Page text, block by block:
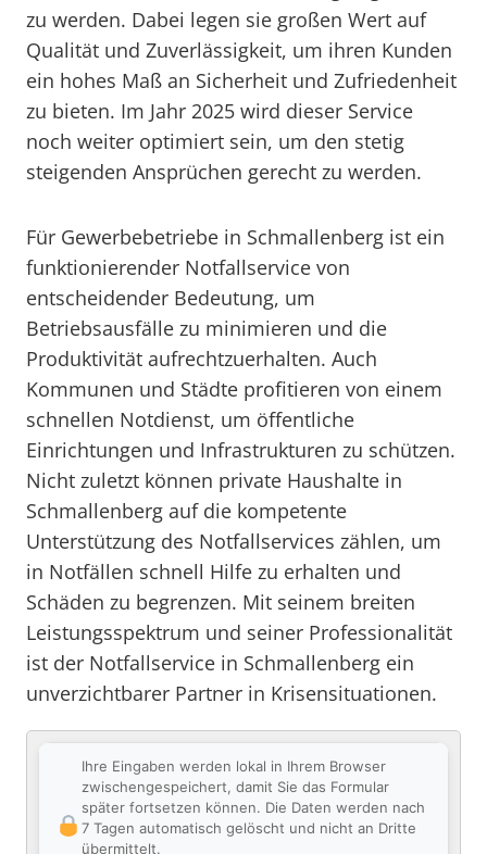
zu werden. Dabei legen sie großen Wert auf
Qualität und Zuverlässigkeit, um ihren Kunden
ein hohes Maß an Sicherheit und Zufriedenheit
zu bieten. Im Jahr 2025 wird dieser Service
noch weiter optimiert sein, um den stetig
steigenden Ansprüchen gerecht zu werden.
Für Gewerbebetriebe in Schmallenberg ist ein
funktionierender Notfallservice von
entscheidender Bedeutung, um
Betriebsausfälle zu minimieren und die
Produktivität aufrechtzuerhalten. Auch
Kommunen und Städte profitieren von einem
schnellen Notdienst, um öffentliche
Einrichtungen und Infrastrukturen zu schützen.
Nicht zuletzt können private Haushalte in
Schmallenberg auf die kompetente
Unterstützung des Notfallservices zählen, um
in Notfällen schnell Hilfe zu erhalten und
Schäden zu begrenzen. Mit seinem breiten
Leistungsspektrum und seiner Professionalität
ist der Notfallservice in Schmallenberg ein
unverzichtbarer Partner in Krisensituationen.
Ihre Eingaben werden lokal in Ihrem Browser
zwischengespeichert, damit Sie das Formular
später fortsetzen können. Die Daten werden nach
7 Tagen automatisch gelöscht und nicht an Dritte
übermittelt.